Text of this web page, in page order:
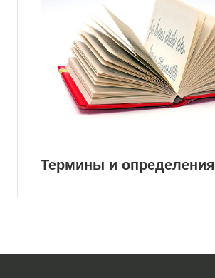
Термины и определения